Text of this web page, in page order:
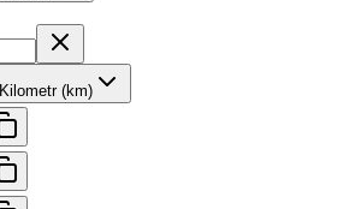
Kilometr (km)